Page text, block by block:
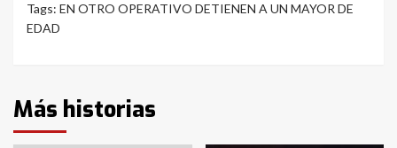
Tags: EN OTRO OPERATIVO DETIENEN A UN MAYOR DE
EDAD
Más historias